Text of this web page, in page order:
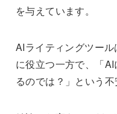
を与えています。
AIライティングツー
に役立つ一方で、「
るのでは？」という不